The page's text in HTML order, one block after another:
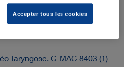
intub. flexible 5,5x65 (1)
mousse spéc.,555x437x108
laryngosc. C-MAC 8403 (1)
Accepter tous les cookies